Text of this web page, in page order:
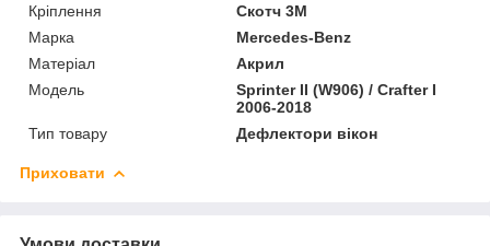
Кріплення
Скотч 3М
Марка
Mercedes-Benz
Матеріал
Акрил
Мoдель
Sprinter II (W906) / Crafter I
2006-2018
Тип товару
Дефлектори вікон
Приховати